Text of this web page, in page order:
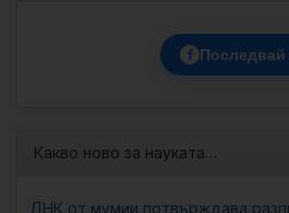
f Последвай
Какво ново за науката…
ДНК от мумии потвърждава